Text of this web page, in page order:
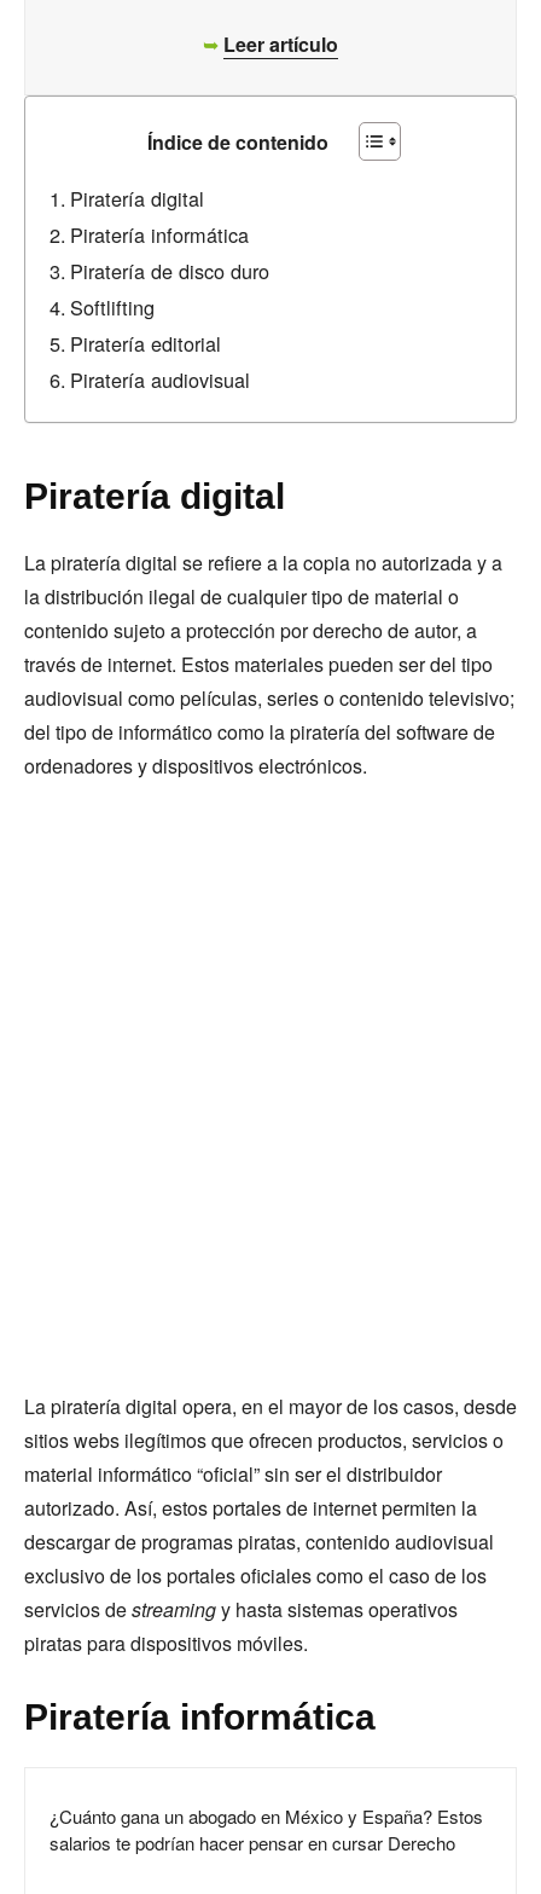
➥ Leer artículo
Índice de contenido
Piratería digital
Piratería informática
Piratería de disco duro
Softlifting
Piratería editorial
Piratería audiovisual
Piratería digital
La piratería digital se refiere a la copia no autorizada y a
la distribución ilegal de cualquier tipo de material o
contenido sujeto a protección por derecho de autor, a
través de internet. Estos materiales pueden ser del tipo
audiovisual como películas, series o contenido televisivo;
del tipo de informático como la piratería del software de
ordenadores y dispositivos electrónicos.
La piratería digital opera, en el mayor de los casos, desde
sitios webs ilegítimos que ofrecen productos, servicios o
material informático “oficial” sin ser el distribuidor
autorizado. Así, estos portales de internet permiten la
descargar de programas piratas, contenido audiovisual
exclusivo de los portales oficiales como el caso de los
servicios destreamingy hasta sistemas operativos
piratas para dispositivos móviles.
Piratería informática
¿Cuánto gana un abogado en México y España? Estos
salarios te podrían hacer pensar en cursar Derecho